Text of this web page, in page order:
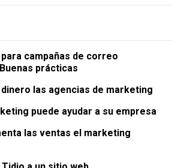
campañas de correo
prácticas
dinero las agencias de marketing
puede ayudar a su empresa
las ventas el marketing